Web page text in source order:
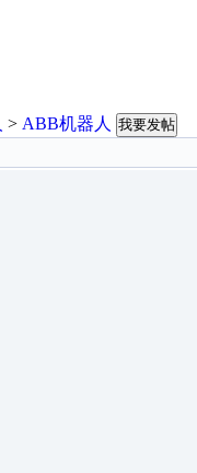
> ABB机器人 我要发帖